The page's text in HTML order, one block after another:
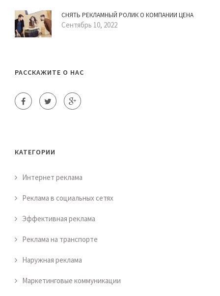
СНЯТЬ РЕКЛАМНЫЙ РОЛИК О КОМПАНИИ ЦЕНА
Сентябрь 10, 2022
РАССКАЖИТЕ О НАС
КАТЕГОРИИ
Интернет реклама
Реклама в социальных сетях
Эффективная реклама
Реклама на транспорте
Наружная реклама
Маркетинговые коммуникации